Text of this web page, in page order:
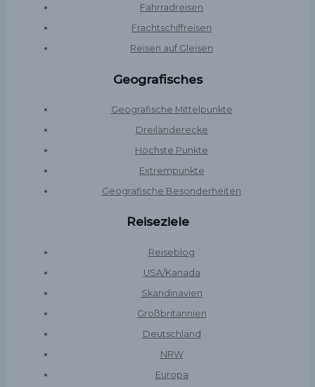
Fahrradreisen
Frachtschiffreisen
Reisen auf Gleisen
Geografisches
Geografische Mittelpunkte
Dreiländerecke
Höchste Punkte
Extrempunkte
Geografische Besonderheiten
Reiseziele
Reiseblog
USA/Kanada
Skandinavien
Großbritannien
Deutschland
NRW
Europa